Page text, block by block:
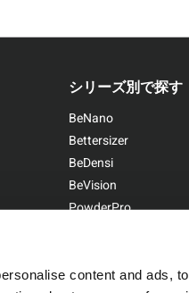
content and ads,
シリーズ別で探す
BeNano
Bettersizer
BeDensi
BeVision
PowderPro